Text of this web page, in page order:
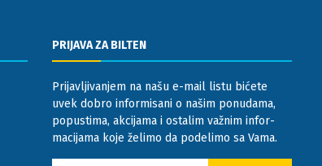
PRIJAVA ZA BILTEN
Prijavljivanjem na našu e-mail listu bićete
uvek dobro informisani o našim ponudama,
popustima, akcijama i ostalim važnim infor-
macijama koje želimo da podelimo sa Vama.